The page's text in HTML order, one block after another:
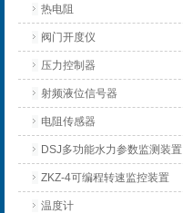
热电阻
阀门开度仪
压力控制器
射频液位信号器
电阻传感器
DSJ多功能水力参数监测装置
ZKZ-4可编程转速监控装置
温度计